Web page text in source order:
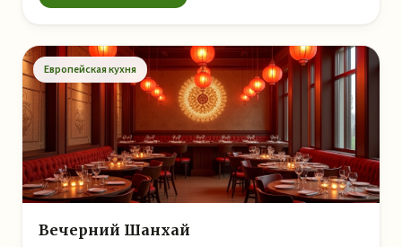
Европейская кухня
Вечерний Шанхай